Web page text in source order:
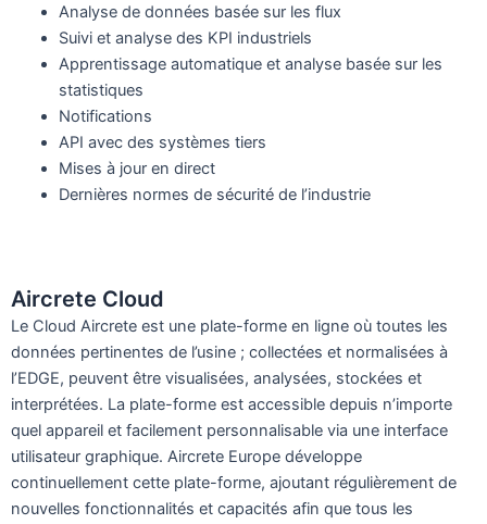
Analyse de données basée sur les flux
Suivi et analyse des KPI industriels
Apprentissage automatique et analyse basée sur les
statistiques
Notifications
API avec des systèmes tiers
Mises à jour en direct
Dernières normes de sécurité de l’industrie
Aircrete Cloud
Le Cloud Aircrete est une plate-forme en ligne où toutes les
données pertinentes de l’usine ; collectées et normalisées à
l’EDGE, peuvent être visualisées, analysées, stockées et
interprétées. La plate-forme est accessible depuis n’importe
quel appareil et facilement personnalisable via une interface
utilisateur graphique. Aircrete Europe développe
continuellement cette plate-forme, ajoutant régulièrement de
nouvelles fonctionnalités et capacités afin que tous les